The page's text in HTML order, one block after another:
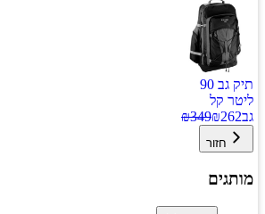
תיק גב 90
ליטר קל
גב
₪262
₪349
חזור
מותגים